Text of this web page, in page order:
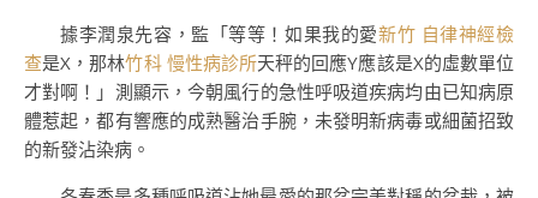
據李潤泉先容，監「等等！如果我的愛新竹 自律神經檢
查是X，那林竹科 慢性病診所天秤的回應Y應該是X的虛數單位
才對啊！」測顯示，今朝風行的急性呼吸道疾病均由已知病原
體惹起，都有響應的成熟醫治手腕，未發明新病毒或細菌招致
的新發沾染病。